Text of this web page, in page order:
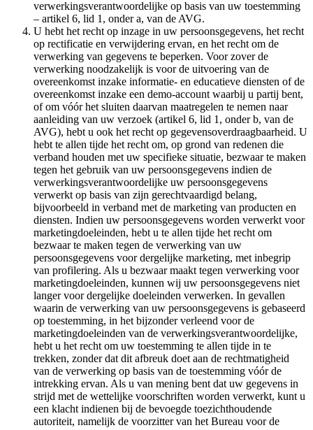
verwerkingsverantwoordelijke op basis van uw toestemming
– artikel 6, lid 1, onder a, van de AVG.
U hebt het recht op inzage in uw persoonsgegevens, het recht
op rectificatie en verwijdering ervan, en het recht om de
verwerking van gegevens te beperken. Voor zover de
verwerking noodzakelijk is voor de uitvoering van de
overeenkomst inzake informatie- en educatieve diensten of de
overeenkomst inzake een demo-account waarbij u partij bent,
of om vóór het sluiten daarvan maatregelen te nemen naar
aanleiding van uw verzoek (artikel 6, lid 1, onder b, van de
AVG), hebt u ook het recht op gegevensoverdraagbaarheid. U
hebt te allen tijde het recht om, op grond van redenen die
verband houden met uw specifieke situatie, bezwaar te maken
tegen het gebruik van uw persoonsgegevens indien de
verwerkingsverantwoordelijke uw persoonsgegevens
verwerkt op basis van zijn gerechtvaardigd belang,
bijvoorbeeld in verband met de marketing van producten en
diensten. Indien uw persoonsgegevens worden verwerkt voor
marketingdoeleinden, hebt u te allen tijde het recht om
bezwaar te maken tegen de verwerking van uw
persoonsgegevens voor dergelijke marketing, met inbegrip
van profilering. Als u bezwaar maakt tegen verwerking voor
marketingdoeleinden, kunnen wij uw persoonsgegevens niet
langer voor dergelijke doeleinden verwerken. In gevallen
waarin de verwerking van uw persoonsgegevens is gebaseerd
op toestemming, in het bijzonder verleend voor de
marketingdoeleinden van de verwerkingsverantwoordelijke,
hebt u het recht om uw toestemming te allen tijde in te
trekken, zonder dat dit afbreuk doet aan de rechtmatigheid
van de verwerking op basis van de toestemming vóór de
intrekking ervan. Als u van mening bent dat uw gegevens in
strijd met de wettelijke voorschriften worden verwerkt, kunt u
een klacht indienen bij de bevoegde toezichthoudende
autoriteit, namelijk de voorzitter van het Bureau voor de